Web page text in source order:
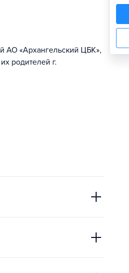
АО «Архангельский ЦБК»,
родителей г.